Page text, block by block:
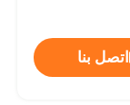
اتصل بنا